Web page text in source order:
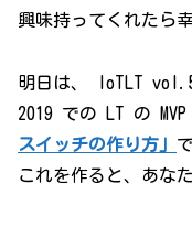
興味持ってくれたら
明日は、 IoTLT vol.56
2019 での LT の
スイッチの作り方」
これを作ると、あな